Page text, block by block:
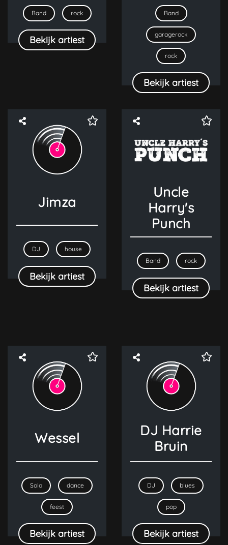
Band rock
Bekijk artiest
Band
garagerock
rock
Bekijk artiest
Jimza
DJ house
Bekijk artiest
Uncle
Harry's
Punch
Band rock
Bekijk artiest
Wessel
Solo dance
feest
Bekijk artiest
DJ Harrie
Bruin
DJ blues
pop
Bekijk artiest